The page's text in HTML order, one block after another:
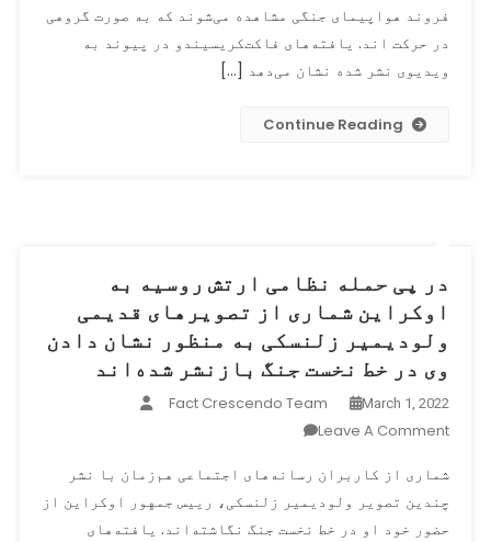
نظامی
روسیه
همه‌گانی
شد
فروند هواپیمای جنگی مشاهده می‌شوند که به صورت گروهی
در حرکت اند. یافته‌های فاکت‌کریسیندو در پیوند به
ویدیوی نشر شده نشان می‌دهد […]
Continue Reading
در پی حمله نظامی ارتش روسیه به
اوکراین شماری از تصویرهای قدیمی
ولودیمیر زلنسکی به منظور نشان دادن
وی در خط نخست جنگ بازنشر شده‌اند
March 1, 2022
Fact Crescendo Team
Leave A Comment
پی
حمله
نظامی
شماری از کاربران رسانه‌های اجتماعی هم‌زمان با نشر
چندین تصویر ولودیمیر زلنسکی، رییس جمهور اوکراین از
حضور خود او در خط نخست جنگ نگاشته‌اند. یافته‌های